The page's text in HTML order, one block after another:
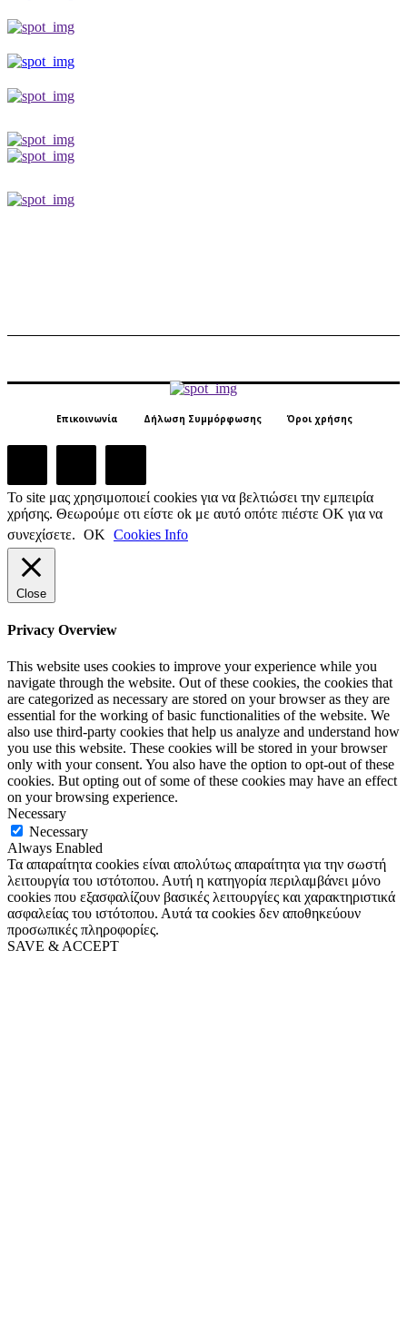
Επικοινωνία Δήλωση Συμμόρφωσης Όροι χρήσης
Το site μας χρησιμοποιεί cookies για να βελτιώσει την εμπειρία
χρήσης. Θεωρούμε οτι είστε ok με αυτό οπότε πιέστε ΟΚ για να
συνεχίσετε. ΟΚ Cookies Info
Close
Privacy Overview
This website uses cookies to improve your experience while you
navigate through the website. Out of these cookies, the cookies that
are categorized as necessary are stored on your browser as they are
essential for the working of basic functionalities of the website. We
also use third-party cookies that help us analyze and understand how
you use this website. These cookies will be stored in your browser
only with your consent. You also have the option to opt-out of these
cookies. But opting out of some of these cookies may have an effect
on your browsing experience.
Necessary
Necessary
Always Enabled
Τα απαραίτητα cookies είναι απολύτως απαραίτητα για την σωστή
λειτουργία του ιστότοπου. Αυτή η κατηγορία περιλαμβάνει μόνο
cookies που εξασφαλίζουν βασικές λειτουργίες και χαρακτηριστικά
ασφαλείας του ιστότοπου. Αυτά τα cookies δεν αποθηκεύουν
προσωπικές πληροφορίες.
SAVE & ACCEPT